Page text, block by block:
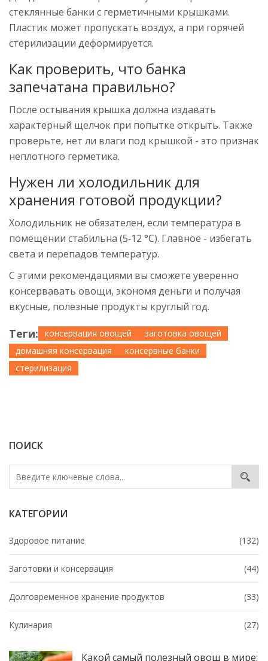
ПОИСК
КАТЕГОРИИ
Здоровое питание (132)
Заготовки и консервация (44)
Долговременное хранение продуктов (33)
Кулинария (27)
Какой самый полезный овощ в мире:
стеклянные банки с герметичными крышками.
Пластик может пропускать воздух, а при горячей
стерилизации деформируется.
Как проверить, что банка
запечатана правильно?
После остывания крышка должна издавать
характерный щелчок при попытке открыть. Также
проверьте, нет ли влаги под крышкой - это признак
неплотного герметика.
Нужен ли холодильник для
хранения готовой продукции?
Холодильник не обязателен, если температура в
помещении стабильна (5‑12 °C). Главное - избегать
света и перепадов температур.
С этими рекомендациями вы сможете уверенно
консервавать овощи, экономя деньги и получая
вкусные, полезные продукты круглый год.
Теги: консервация овощей
заготовка овощей
домашняя консервация
консервные банки
стерилизация